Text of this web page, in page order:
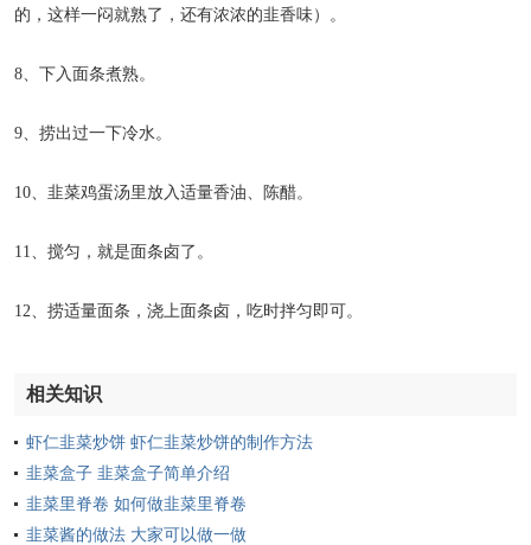
的，这样一闷就熟了，还有浓浓的韭香味）。
8、下入面条煮熟。
9、捞出过一下冷水。
10、韭菜鸡蛋汤里放入适量香油、陈醋。
11、搅匀，就是面条卤了。
12、捞适量面条，浇上面条卤，吃时拌匀即可。
相关知识
虾仁韭菜炒饼 虾仁韭菜炒饼的制作方法
韭菜盒子 韭菜盒子简单介绍
韭菜里脊卷 如何做韭菜里脊卷
韭菜酱的做法 大家可以做一做